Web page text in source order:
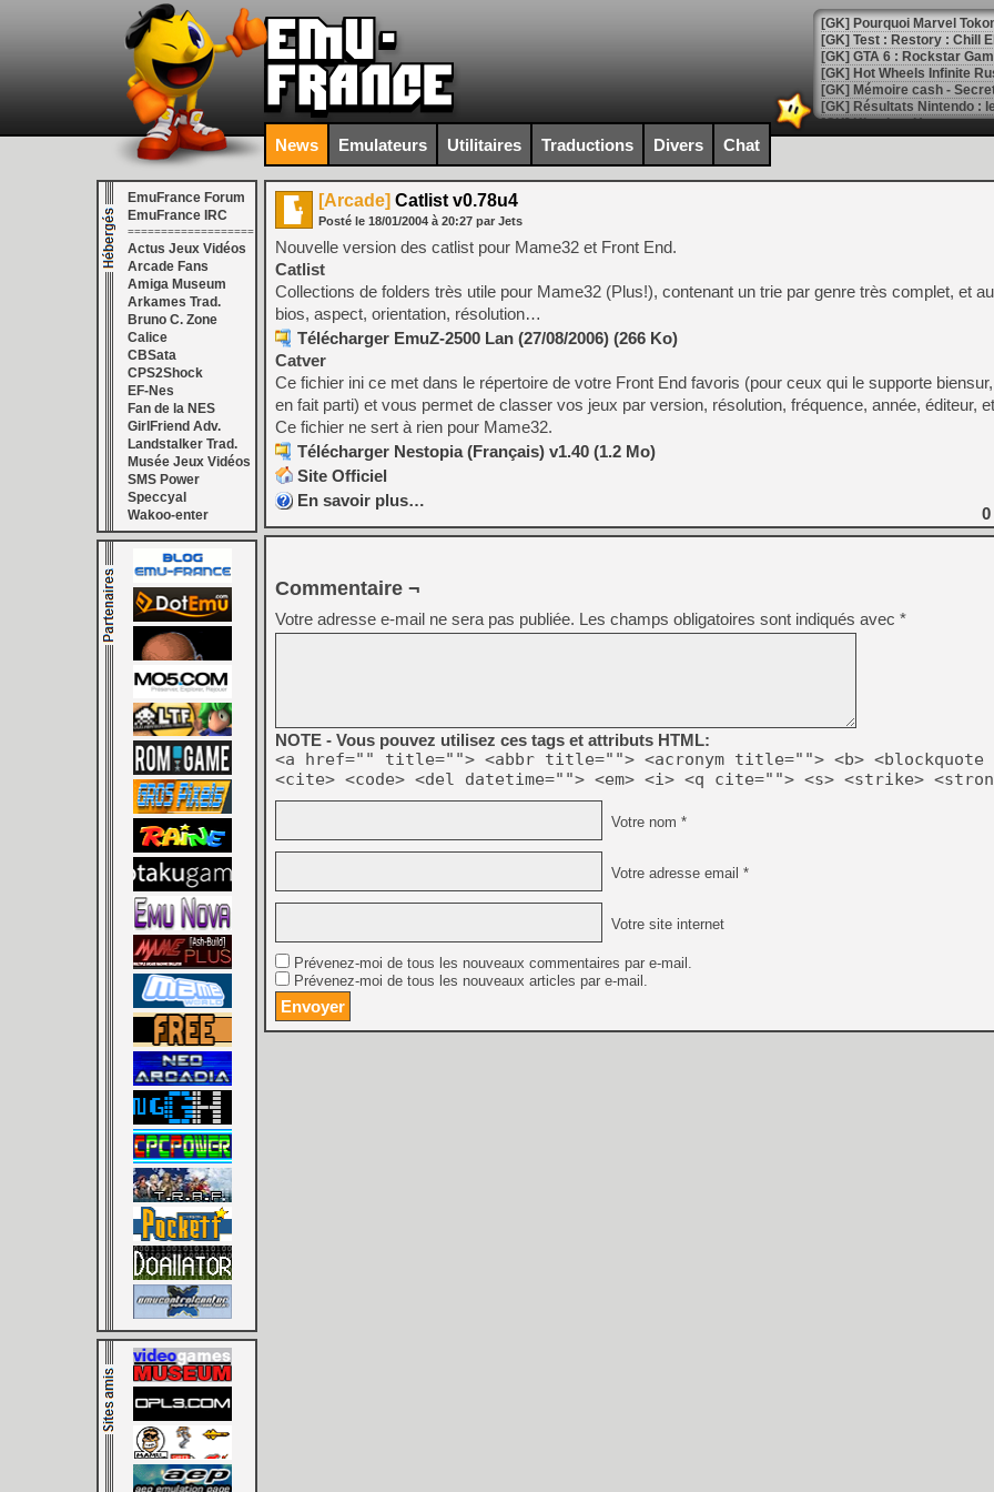
[GK] Pourquoi Marvel
[GK] Test : Restory : Chill
[GK] GTA 6 : Rockstar
[GK] Hot Wheels Infinite
[GK] Mémoire cash -
[GK] Résultats Nintendo :
[GK] Déjà des
[Mo5] Brickboy cherche à
[GK] Minecraft et ses «
[GK] Beast of
[GK] Ubisoft : fin de partie
[GK] Mémoire cash -
[GK] Dan Houser (GTA)
[GK] Comment EA Sports
[GK] Crimson Moon : un
[GK] Isle of Reveries : le
[GK] Moonlighter 2 : The
[GK] Capcom relance
[Mo5] Deux inédits du
[GK] Le beat'em up The
[GK] Endless Legend 2 :
[LS] [PS5] Le WebKit
[GK] Oubliez Crazy Taxi,
[LS] [Switch] NSZ 5.0.0
[GK] No More Room in
[GK] Un chatbot Atelier
[GK] Mémoire cash -
[GK] Nvidia : le prix des
[GK] Suikoden Star Leap :
[Mo5] La mini borne
News Emulateurs Utilitaires Traductions Divers Chat
EmuFrance Forum
EmuFrance IRC
===================
Actus Jeux Vidéos
Arcade Fans
Amiga Museum
Arkames Trad.
Bruno C. Zone
Calice
CBSata
CPS2Shock
EF-Nes
Fan de la NES
GirlFriend Adv.
Landstalker Trad.
Musée Jeux Vidéos
SMS Power
Speccyal
Wakoo-enter
[Arcade] Catlist v0.78u4
Posté le 18/01/2004 à 20:27 par Jets
Nouvelle version des catlist pour Mame32 et Front End.
Catlist
Collections de folders très utile pour Mame32 (Plus!), contenant un trie par genre très complet, et
bios, aspect, orientation, résolution…
Télécharger EmuZ-2500 Lan (27/08/2006) (266 Ko)
Catver
Ce fichier ini ce met dans le répertoire de votre Front End favoris (pour ceux qui le supporte
en fait parti) et vous permet de classer vos jeux par version, résolution, fréquence, année, éditeur,
Ce fichier ne sert à rien pour Mame32.
Télécharger Nestopia (Français) v1.40 (1.2 Mo)
Site Officiel
En savoir plus…
0
Commentaire ¬
Votre adresse e-mail ne sera pas publiée. Les champs obligatoires sont indiqués avec *
NOTE - Vous pouvez utilisez ces tags et attributs HTML:
<a href="" title=""> <abbr title=""> <acronym title=""> <b> <blockquote
<cite> <code> <del datetime=""> <em> <i> <q cite=""> <s> <strike>
Votre nom *
Votre adresse email *
Votre site internet
Prévenez-moi de tous les nouveaux commentaires par e-mail.
Prévenez-moi de tous les nouveaux articles par e-mail.